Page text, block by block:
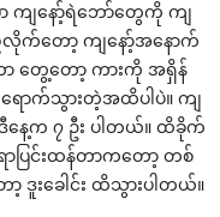
ကျနော့်ရဲဘော်တွေကို ကျ
လိုက်တော့ ကျနော့်အနောက်
တွေ့တော့ ကားကို အရှိန်
ောက်သွားတဲ့အထိပါပဲ။ ကျ
ေ့က ၇ ဦး ပါတယ်။ ထိခိုက်
ာပြင်းထန်တာကတော့ တစ်
းခေါင်း ထိသွားပါတယ်။